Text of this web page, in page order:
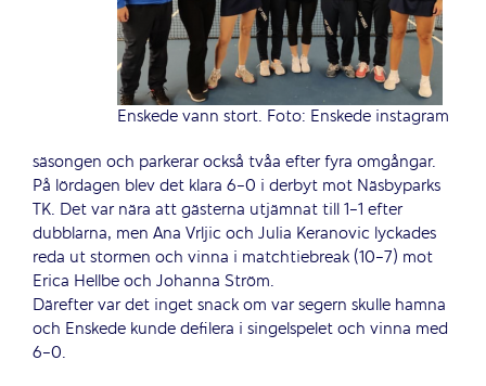
Enskede vann stort. Foto: Enskede instagram
säsongen och parkerar också tvåa efter fyra omgångar.
På lördagen blev det klara 6-0 i derbyt mot Näsbyparks
TK. Det var nära att gästerna utjämnat till 1-1 efter
dubblarna, men Ana Vrljic och Julia Keranovic lyckades
reda ut stormen och vinna i matchtiebreak (10-7) mot
Erica Hellbe och Johanna Ström.
Därefter var det inget snack om var segern skulle hamna
och Enskede kunde defilera i singelspelet och vinna med
6-0.